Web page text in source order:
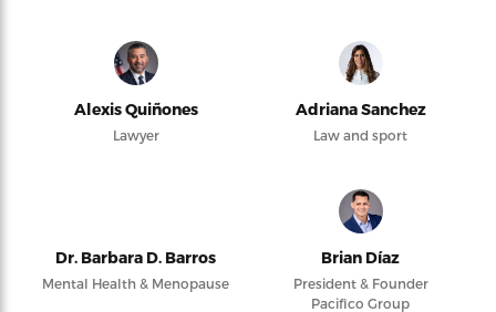
Alexis Quiñones
Lawyer
Adriana Sanchez
Law and sport
Dr. Barbara D. Barros
Mental Health & Menopause
Brian Díaz
President & Founder
Pacifico Group